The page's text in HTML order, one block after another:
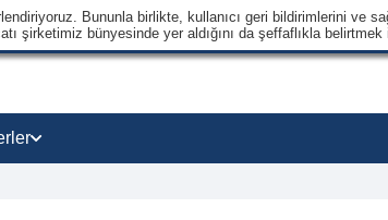
Bununla birlikte, kullanıcı geri bildirimlerini ve
şirketimiz bünyesinde yer aldığını da şeffaflıkla